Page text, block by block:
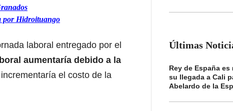
por Hidroituango
laboral entregado por el
aumentaría debido a la
el costo de la
Últimas
Rey de España
su llegada a Cali
Abelardo de la